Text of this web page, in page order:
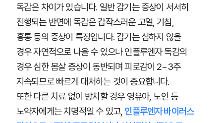
독감은 차이가 있습니다. 일반 감기는 증상이 서서히
진행되는 반면에 독감은 갑작스러운 고열, 기침,
흉통 등의 증상이 특징입니다. 감기는 심하지 않을
경우 자연적으로 나을 수 있으나 인플루엔자 독감의
경우 심한 몸살 증상이 동반되며 피로감이 2~3주
지속되므로 빠르게 대처하는 것이 중요합니다.
또한 다른 치료 없이 방치할 경우 영유아, 노인 등
노약자에게는 치명적일 수 있고, 인플루엔자 바이러스